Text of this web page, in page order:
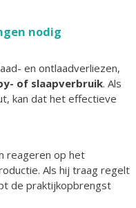
nodig
en ontlaadverliezen,
of slaapverbruik. Als
kan dat het effectieve
reageren op het
Als hij traag regelt
de praktijkopbrengst